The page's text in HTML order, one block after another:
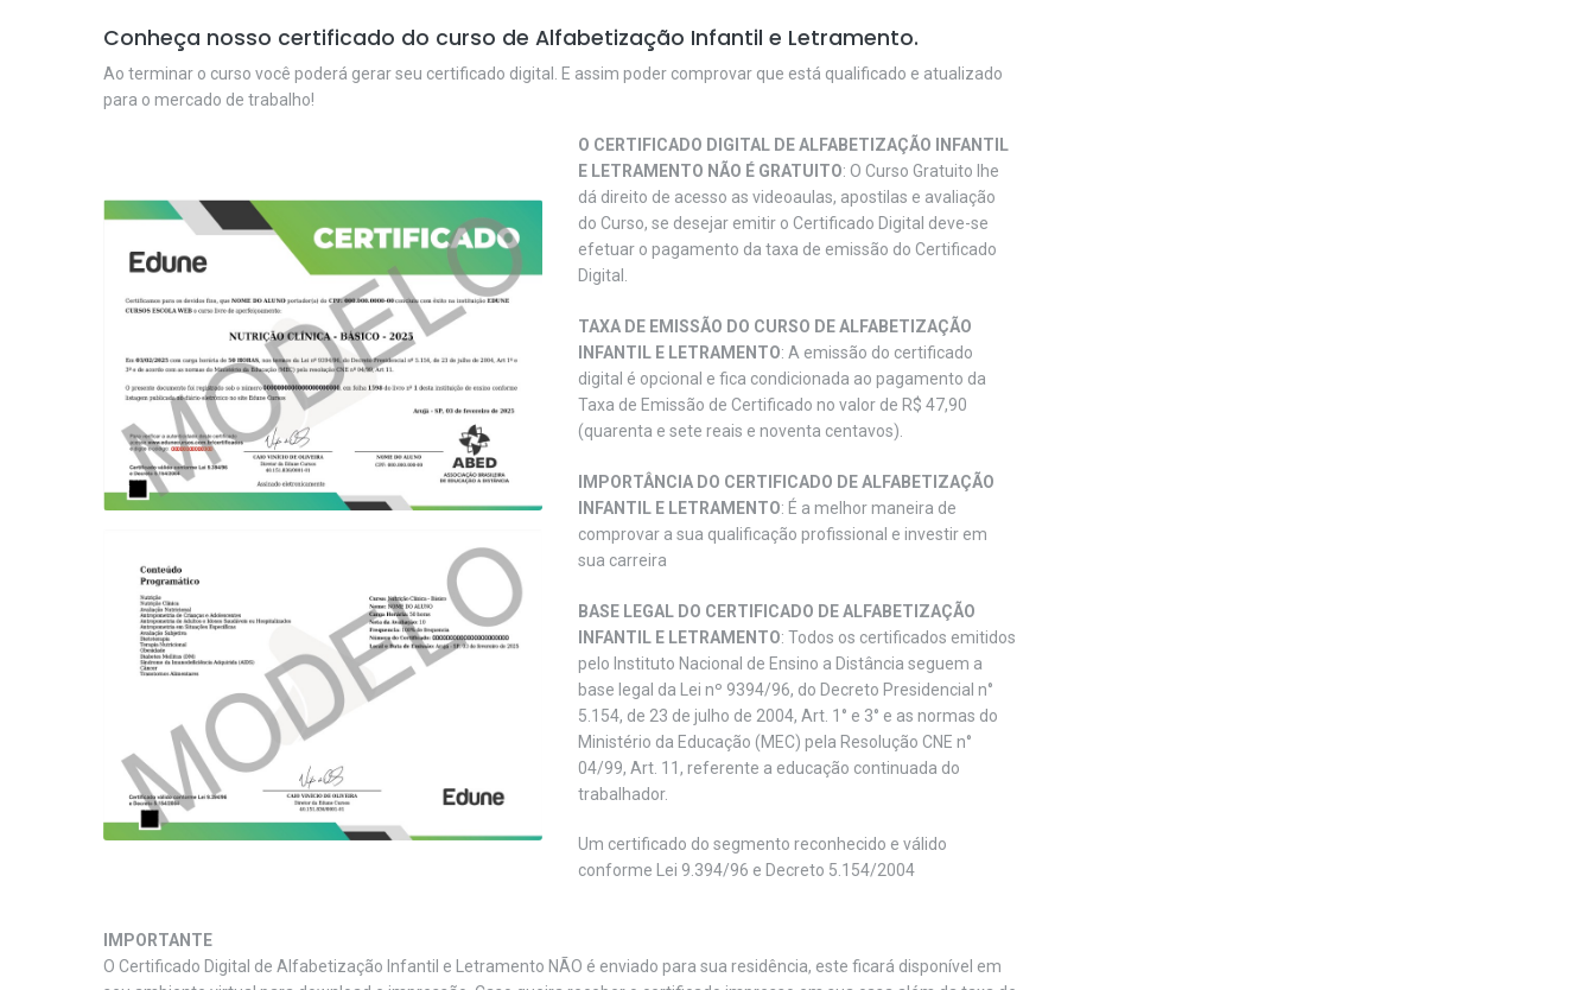
Conheça nosso certificado do curso de Alfabetização Infantil e Letramento.
Ao terminar o curso você poderá gerar seu certificado digital. E assim poder comprovar que está qualificado e atualizado
para o mercado de trabalho!
O CERTIFICADO DIGITAL DE ALFABETIZAÇÃO INFANTIL
E LETRAMENTO NÃO É GRATUITO: O Curso Gratuito lhe
dá direito de acesso as videoaulas, apostilas e avaliação
do Curso, se desejar emitir o Certificado Digital deve-se
efetuar o pagamento da taxa de emissão do Certificado
Digital.
TAXA DE EMISSÃO DO CURSO DE ALFABETIZAÇÃO
INFANTIL E LETRAMENTO: A emissão do certificado
digital é opcional e fica condicionada ao pagamento da
Taxa de Emissão de Certificado no valor de R$ 47,90
(quarenta e sete reais e noventa centavos).
IMPORTÂNCIA DO CERTIFICADO DE ALFABETIZAÇÃO
INFANTIL E LETRAMENTO: É a melhor maneira de
comprovar a sua qualificação profissional e investir em
sua carreira
BASE LEGAL DO CERTIFICADO DE ALFABETIZAÇÃO
INFANTIL E LETRAMENTO: Todos os certificados emitidos
pelo Instituto Nacional de Ensino a Distância seguem a
base legal da Lei nº 9394/96, do Decreto Presidencial n°
5.154, de 23 de julho de 2004, Art. 1° e 3° e as normas do
Ministério da Educação (MEC) pela Resolução CNE n°
04/99, Art. 11, referente a educação continuada do
trabalhador.
Um certificado do segmento reconhecido e válido
conforme Lei 9.394/96 e Decreto 5.154/2004
IMPORTANTE
O Certificado Digital de Alfabetização Infantil e Letramento NÃO é enviado para sua residência, este ficará disponível em